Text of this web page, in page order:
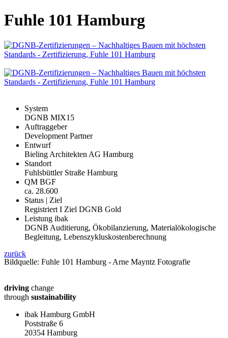
Fuhle 101 Hamburg
System
DGNB MIX15
Auftraggeber
Development Partner
Entwurf
Bieling Architekten AG Hamburg
Standort
Fuhlsbüttler Straße Hamburg
QM BGF
ca. 28.600
Status | Ziel
Registriert I Ziel DGNB Gold
Leistung ibak
DGNB Auditierung, Ökobilanzierung, Materialökologische
Begleitung, Lebenszyklus­kostenberechnung
zurück
Bildquelle: Fuhle 101 Hamburg - Arne Mayntz Fotografie
driving change
through sustainability
ibak Hamburg GmbH
Poststraße 6
20354 Hamburg